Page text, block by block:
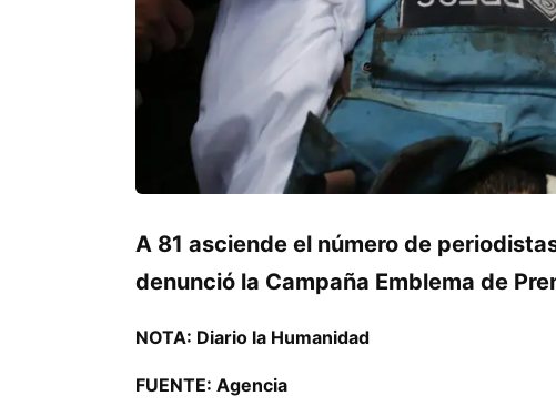
A 81 asciende el número de
denunció la Campaña Emblema de
NOTA: Diario la Humanidad
FUENTE: Agencia